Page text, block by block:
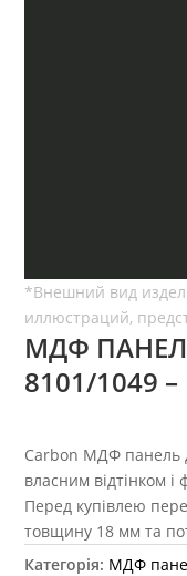
МДФ
8101/1049 –
Carbon МДФ панель
власним відтінком
Перед купівлею
товщину 18 мм та
Категорія: МДФ